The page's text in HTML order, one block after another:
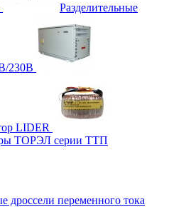
Разделительные
230В
LIDER
ТОРЭЛ серии ТТП
дроссели переменного тока